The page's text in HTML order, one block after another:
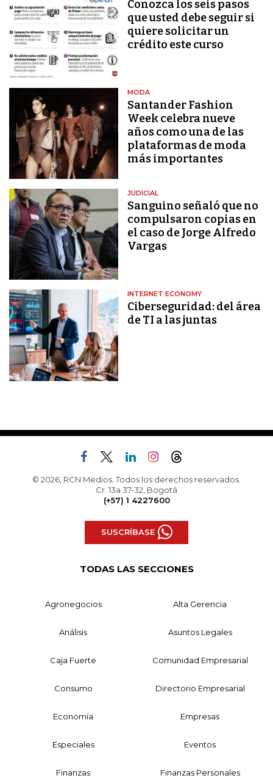
Conozca los seis pasos
que usted debe seguir si
quiere solicitar un
crédito este curso
MODA
Santander Fashion
Week celebra nueve
años como una de las
plataformas de moda
más importantes
JUDICIAL
Sanguino señaló que no
compulsaron copias en
el caso de Jorge Alfredo
Vargas
INTERNET ECONOMY
Ciberseguridad: del área
de TI a las juntas
© 2026, RCN Medios. Todos los derechos reservados.
Cr. 13a 37-32, Bogotá
(+57) 1 4227600
SUSCRÍBASE
TODAS LAS SECCIONES
Agronegocios Alta Gerencia
Análisis Asuntos Legales
Caja Fuerte Comunidad Empresarial
Consumo Directorio Empresarial
Economía Empresas
Especiales Eventos
Finanzas Finanzas Personales